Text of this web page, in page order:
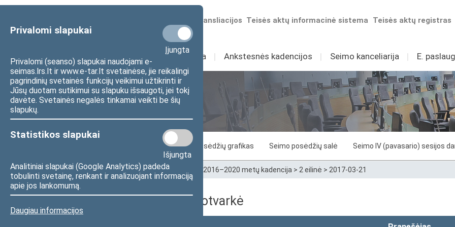
Privalomi slapukai
Įjungta
Privalomi (seanso) slapukai naudojami e-
seimas.lrs.lt ir www.e-tar.lt svetainėse, jie reikalingi
pagrindinių svetainės funkcijų veikimui užtikrinti ir
Jūsų duotam sutikimui su slapuku išsaugoti, jei tokį
davėte. Svetainės negalės tinkamai veikti be šių
slapukų.
Statistikos slapukai
Išjungta
Analitiniai slapukai (Google Analytics) padeda
tobulinti svetainę, renkant ir analizuojant informaciją
apie jos lankomumą.
Daugiau informacijos
Teisės aktų registras
Teisės aktų informacinė sistema
Numatomos transliacijos
Sudėtis Veikla I Ankstesnės kadencijos I Seimo kanceliarija I E.
Seimo posėdžiai
Posėdžiai Posėdžių grafikas Seimo posėdžių salė Seimo IV (pavasario) sesijos
Pradžia>Seimo posėdžiai>Kadencijos 2016–2020 metų kadencija > 2 eilinė > 2017-03-21
2017-03-21 dienos darbotvarkė